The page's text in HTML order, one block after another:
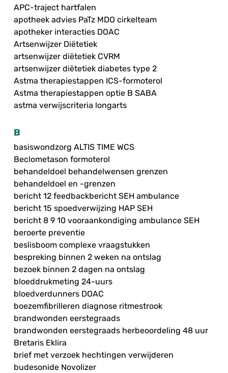
APC-traject hartfalen
apotheek advies PaTz MDO cirkelteam
apotheker interacties DOAC
Artsenwijzer Diëtetiek
artsenwijzer diëtetiek CVRM
artsenwijzer diëtetiek diabetes type 2
Astma therapiestappen ICS-formoterol
Astma therapiestappen optie B SABA
astma verwijscriteria longarts
B
basiswondzorg ALTIS TIME WCS
Beclometason formoterol
behandeldoel behandelwensen grenzen
behandeldoel en -grenzen
bericht 12 feedbackbericht SEH ambulance
bericht 15 spoedverwijzing HAP SEH
bericht 8 9 10 vooraankondiging ambulance SEH
beroerte preventie
beslisboom complexe vraagstukken
bespreking binnen 2 weken na ontslag
bezoek binnen 2 dagen na ontslag
bloeddrukmeting 24-uurs
bloedverdunners DOAC
boezemfibrilleren diagnose ritmestrook
brandwonden eerstegraads
brandwonden eerstegraads herbeoordeling 48 uur
Bretaris Eklira
brief met verzoek hechtingen verwijderen
budesonide Novolizer